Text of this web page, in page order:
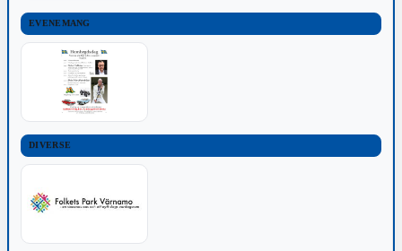
EVENEMANG
DIVERSE